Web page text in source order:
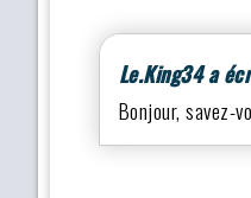
Le.King34 a
Bonjour, savez-